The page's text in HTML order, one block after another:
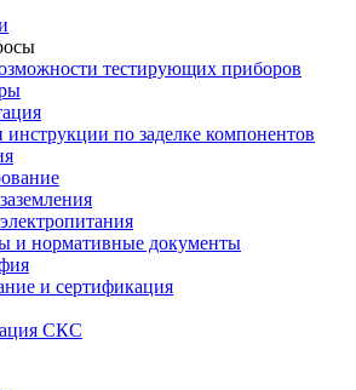
тестирующих приборов
по заделке компонентов
и нормативные документы
и сертификация
СКС